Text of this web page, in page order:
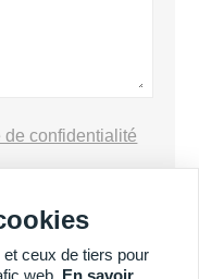
de confidentialité
ceux de tiers pour
web. En savoir